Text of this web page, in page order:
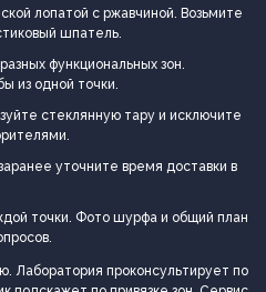
лопатой с ржавчиной. Возьмите
шпатель.
функциональных зон.
из одной точки.
стеклянную тару и исключите
уточните время доставки в
точки. Фото шурфа и общий план
Лаборатория проконсультирует по